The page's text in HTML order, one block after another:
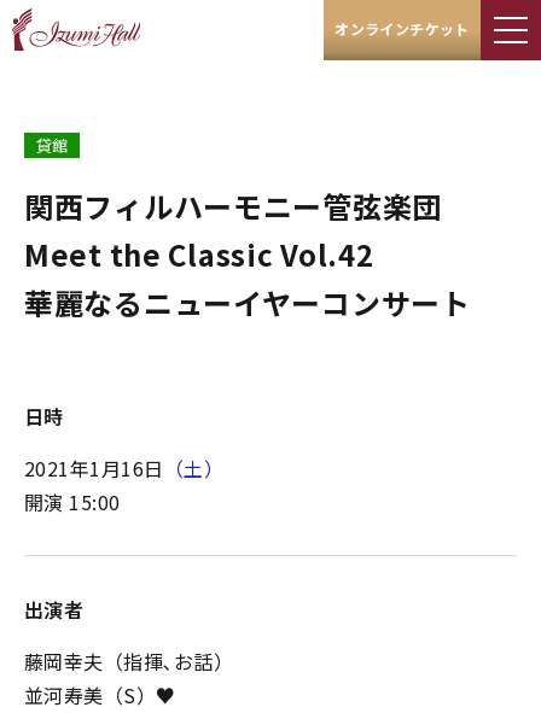
オンラインチケット
貸館
関西フィルハーモニー管弦楽団
Meet the Classic Vol.42
華麗なるニューイヤーコンサート
日時
2021年1月16日 （土）
開演 15:00
出演者
藤岡幸夫（指揮､お話）
並河寿美（S）♥